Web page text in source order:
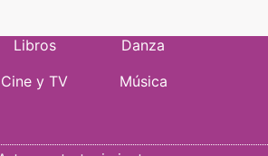
Libros
Danza
Cine y TV
Música